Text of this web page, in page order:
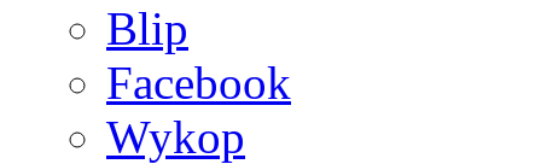
Blip
Facebook
Wykop